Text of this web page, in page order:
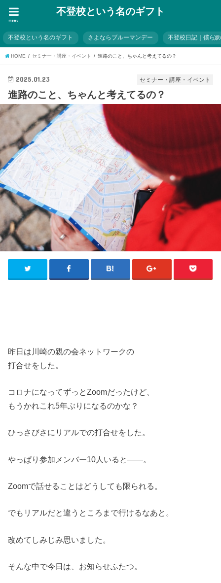
不登校という名のギフト
menu
不登校という名のギフト さよならブルーマンデー 不登校日記｜僕ら
HOME セミナー・講座・イベント 進路のこと、ちゃんと考えてるの？
セミナー・講座・イベント
2025.01.23
進路のこと、ちゃんと考えてるの？
昨日は川崎の親の会ネットワークの
打合せをした。
コロナになってずっとZoomだったけど、
もうかれこれ5年ぶりになるのかな？
ひっさびさにリアルでの打合せをした。
やっぱり参加メンバー10人いると――。
Zoomで話せることはどうしても限られる。
でもリアルだと違うところまで行けるなあと。
改めてしみじみ思いました。
そんな中で今日は、お知らせふたつ。